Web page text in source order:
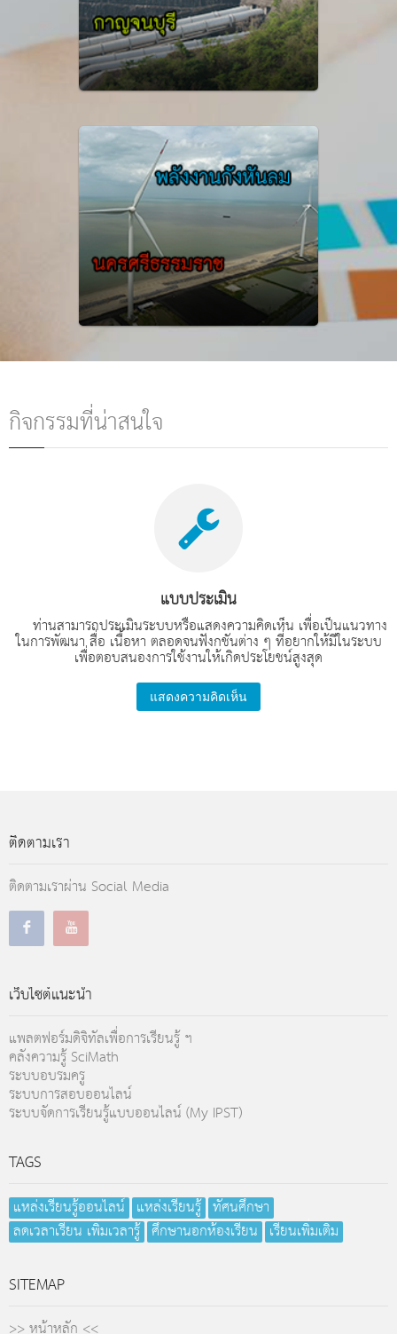
กิจกรรมที่น่าสนใจ
แบบประเมิน
ท่านสามารถประเมินระบบหรือแสดงความคิดเห็น เพื่อเป็นแนวทาง
ในการพัฒนา สื่อ เนื้อหา ตลอดจนฟังกชันต่าง ๆ ที่อยากให้มีในระบบ
เพื่อตอบสนองการใช้งานให้เกิดประโยชน์สูงสุด
แสดงความคิดเห็น
ติดตามเรา
ติดตามเราผ่าน Social Media
เว็บไซต์แนะนำ
แพลตฟอร์มดิจิทัลเพื่อการเรียนรู้ ฯ
คลังความรู้ SciMath
ระบบอบรมครู
ระบบการสอบออนไลน์
ระบบจัดการเรียนรู้แบบออนไลน์ (My IPST)
TAGS
แหล่งเรียนรู้ออนไลน์ แหล่งเรียนรู้ ทัศนศึกษา
ลดเวลาเรียน เพิ่มเวลารู้ ศึกษานอกห้องเรียน เรียนเพิ่มเติม
SITEMAP